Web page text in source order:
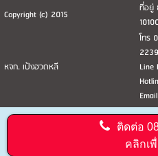
Copyright (c) 2015
ที่อยู่
หจก. เป้งฮวดหลี
โทร
Line
ติดต่อ
คลิกเ